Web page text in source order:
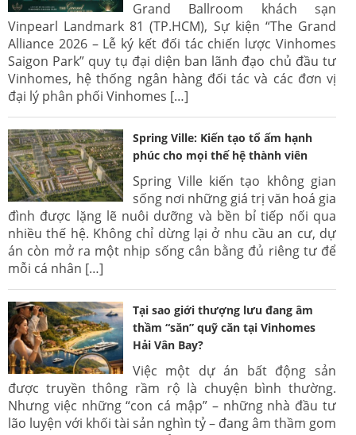
Grand Ballroom khách sạn
Vinpearl Landmark 81 (TP.HCM), Sự kiện “The Grand
Alliance 2026 – Lễ ký kết đối tác chiến lược Vinhomes
Saigon Park” quy tụ đại diện ban lãnh đạo chủ đầu tư
Vinhomes, hệ thống ngân hàng đối tác và các đơn vị
đại lý phân phối Vinhomes […]
Spring Ville: Kiến tạo tổ ấm hạnh
phúc cho mọi thế hệ thành viên
Spring Ville kiến tạo không gian
sống nơi những giá trị văn hoá gia
đình được lặng lẽ nuôi dưỡng và bền bỉ tiếp nối qua
nhiều thế hệ. Không chỉ dừng lại ở nhu cầu an cư, dự
án còn mở ra một nhịp sống cân bằng đủ riêng tư để
mỗi cá nhân […]
Tại sao giới thượng lưu đang âm
thầm “săn” quỹ căn tại Vinhomes
Hải Vân Bay?
Việc một dự án bất động sản
được truyền thông rầm rộ là chuyện bình thường.
Nhưng việc những “con cá mập” – những nhà đầu tư
lão luyện với khối tài sản nghìn tỷ – đang âm thầm gom